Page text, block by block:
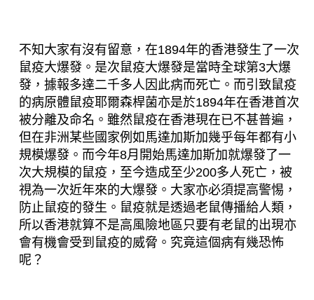
不知大家有沒有留意，在1894年的香港發生了一次
鼠疫大爆發。是次鼠疫大爆發是當時全球第3大爆
發，據報多達二千多人因此病而死亡。而引致鼠疫
的病原體鼠疫耶爾森桿菌亦是於1894年在香港首次
被分離及命名。雖然鼠疫在香港現在已不甚普遍，
但在非洲某些國家例如馬達加斯加幾乎每年都有小
規模爆發。而今年8月開始馬達加斯加就爆發了一
次大規模的鼠疫，至今造成至少200多人死亡，被
視為一次近年來的大爆發。大家亦必須提高警惕，
防止鼠疫的發生。鼠疫就是透過老鼠傳播給人類，
所以香港就算不是高風險地區只要有老鼠的出現亦
會有機會受到鼠疫的威脅。究竟這個病有幾恐怖
呢？